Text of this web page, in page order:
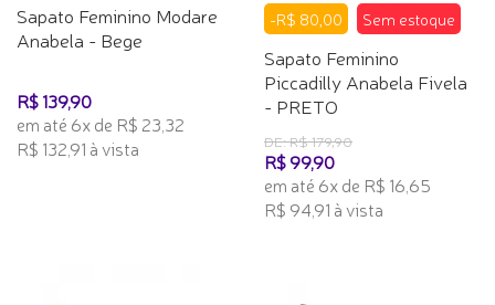
Sapato Feminino Modare
Anabela - Bege
R$ 139,90
em até 6x de R$ 23,32
R$ 132,91 à vista
-R$ 80,00 Sem estoque
Sapato Feminino
Piccadilly Anabela Fivela
- PRETO
DE: R$ 179,90
R$ 99,90
em até 6x de R$ 16,65
R$ 94,91 à vista